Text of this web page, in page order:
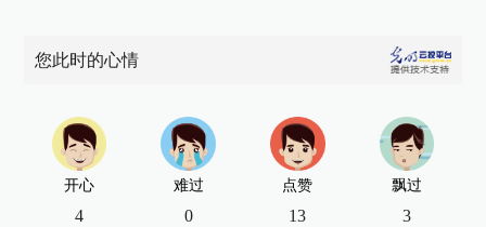
您此时的心情
开心
4
难过
0
点赞
13
飘过
3